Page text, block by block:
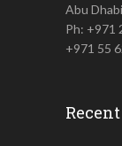
Abu Dhabi
Ph: +971
+971 55